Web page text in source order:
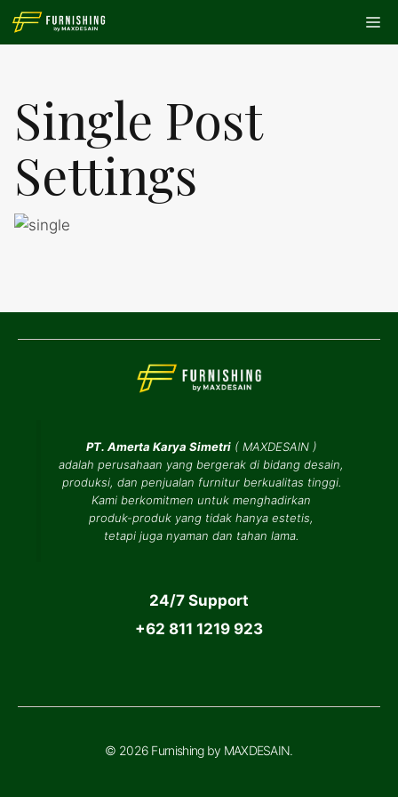
Skip
Single Post
Settings
PT. Amerta Karya Simetri( MAXDESAIN)
adalah perusahaan yang bergerak di bidang desain,
produksi, dan penjualan furnitur berkualitas tinggi.
Kami berkomitmen untuk menghadirkan
produk-produk yang tidak hanya estetis,
tetapi juga nyaman dan tahan lama.
24/7 Support
+62 811 1219 923
© 2026 Furnishing by MAXDESAIN.